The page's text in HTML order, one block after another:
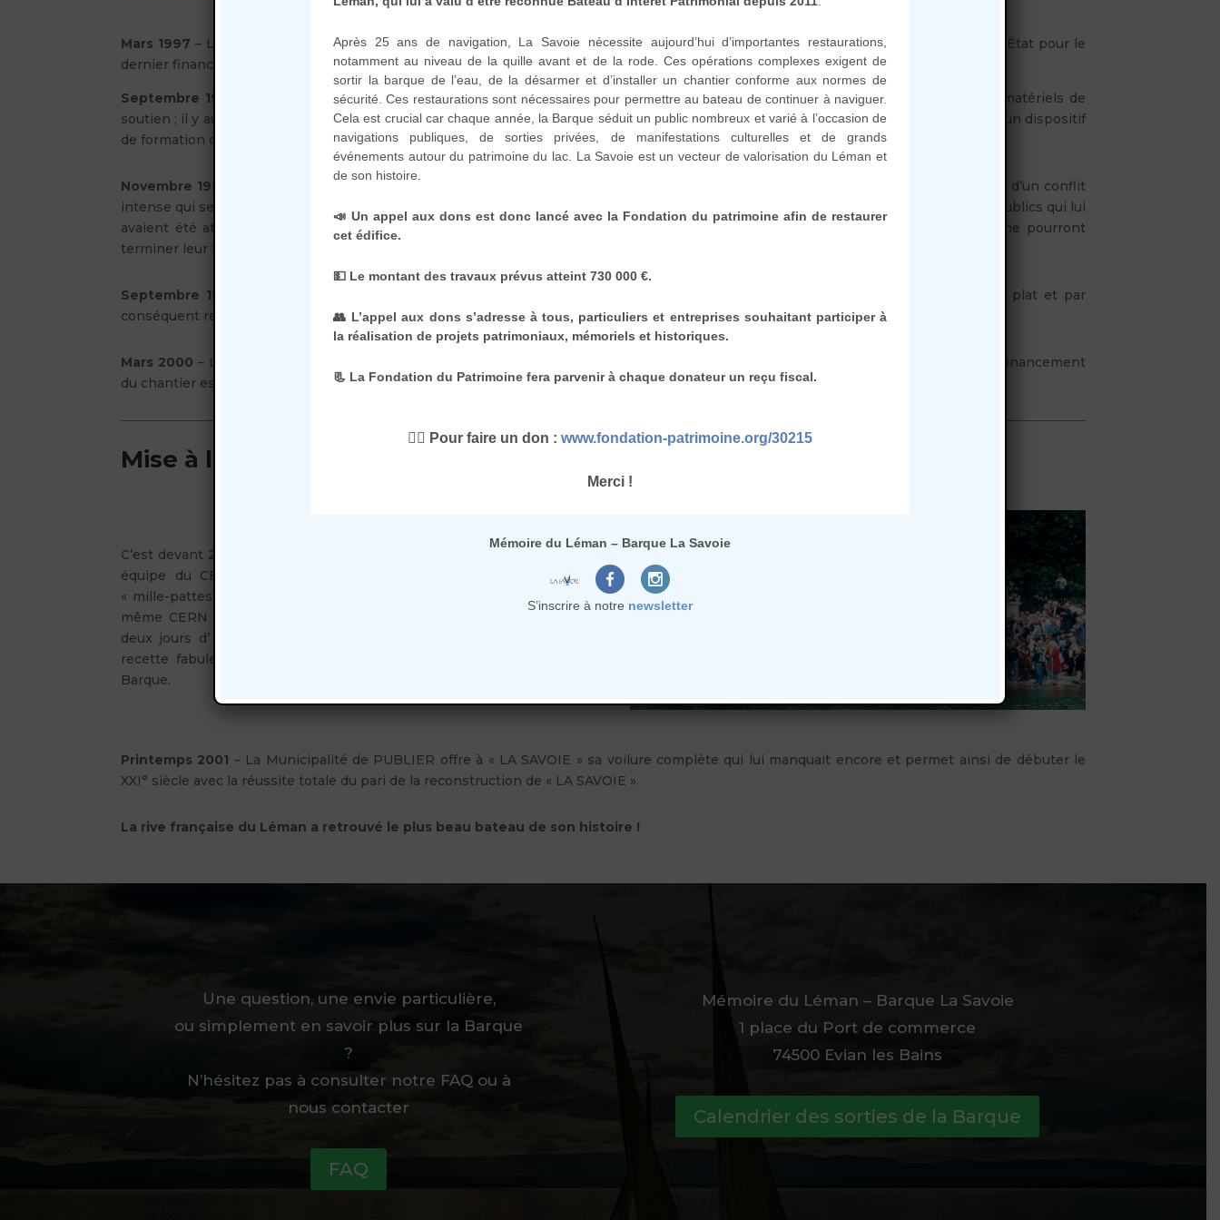
Mars 1997 – L’ensemble des dossiers de financement est bouclé. Le député MAZAUD et le Conseil Régional annoncent l’accord de l’État pour le
dernier financement en suspens. Le feu vert est donné pour l’installation du chantier sur le site offert par le Maire de Thonon.
Septembre 1997
– Les bénévoles de l’association investissent le chantier : entretien, accueil du public, petits travaux, vente de matériels de
soutien ; il y aura moins de dix jours de fermeture du chalet dans les deux ans qui vont suivre. Le chantier fonctionne à bon rythme et un dispositif
de formation de jeunes est mis en place avec la région.
Novembre 1998
– Début du litige avec le constructeur dont l’entreprise est sous tutelle judiciaire. Le chantier s’arrête, c’est le début d’un conflit
intense qui se terminera en avril 1999 avec la liquidation du chantier naval. « LA SAVOIE » a pu être épargnée de même que les fonds publics qui lui
avaient été attribués. Les charpentiers qui avaient donné tout leur cœur pour cette œuvre sont malheureusement licenciés, ils ne pourront
terminer leur tâche…
Septembre 1999
– L’équipe du GUIP, en Bretagne accepte de reprendre le chantier. Le financement est bien entendu remis à plat et par
conséquent revu à la hausse.
Mars 2000 – Le conseiller Général M.FRANCINA, fidèle appui de « LA SAVOIE » obtient l’aide du département de la Haute-Savoie: le financement
du chantier est assuré en totalité.
Mise à l’eau le 11 juin 2000
C’est devant 25 000 spectateurs que la barque est mise à l’eau. Une
équipe du CERN (recherche Nucléaire) équipée d’une remorque
« mille-pattes », mise à disposition M. J.P. GRILLET, ingénieur à ce
même CERN et soutien précieux de l’association, est intervenue :
deux jours d’ animation jamais vue sur le port de Thonon et une
recette fabuleuse qui va permettre de financer les finitions de la
Barque.
Printemps 2001 – La Municipalité de PUBLIER offre à « LA SAVOIE » sa voilure complète qui lui manquait encore et permet ainsi de débuter le
XXI° siècle avec la réussite totale du pari de la reconstruction de « LA SAVOIE ».
La rive française du Léman a retrouvé le plus beau bateau de son histoire !
Une question, une envie particulière,
ou simplement en savoir plus sur la Barque
?
N’hésitez pas à consulter notre FAQ ou à
nous contacter
FAQ
Mémoire du Léman – Barque La Savoie
1 place du Port de commerce
74500 Evian les Bains
Calendrier des sorties de la Barque
Après 25 ans de navigation, La Savoie nécessite aujourd’hui d’importantes restaurations,
notamment au niveau de la quille avant et de la rode. Ces opérations complexes exigent de
sortir la barque de l’eau, de la désarmer et d’installer un chantier conforme aux normes de
sécurité. Ces restaurations sont nécessaires pour permettre au bateau de continuer à naviguer.
Cela est crucial car chaque année, la Barque séduit un public nombreux et varié à l’occasion de
navigations publiques, de sorties privées, de manifestations culturelles et de grands
événements autour du patrimoine du lac. La Savoie est un vecteur de valorisation du Léman et
de son histoire.
📣 Un appel aux dons est donc lancé avec la Fondation du patrimoine afin de restaurer
cet édifice.
💵 Le montant des travaux prévus atteint 730 000 €.
👥 L’appel aux dons s’adresse à tous, particuliers et entreprises souhaitant participer à
la réalisation de projets patrimoniaux, mémoriels et historiques.
📃 La Fondation du Patrimoine fera parvenir à chaque donateur un reçu fiscal.
👉🏻 Pour faire un don : www.fondation-patrimoine.org/30215
Merci !
Mémoire du Léman – Barque La Savoie
S’inscrire à notre newsletter